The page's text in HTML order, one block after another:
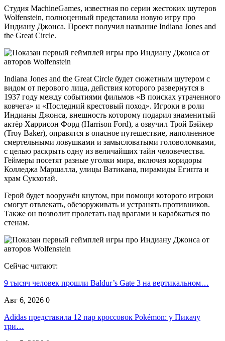
Студия MachineGames, известная по серии жестоких шутеров
Wolfenstein, полноценный представила новую игру про
Индиану Джонса. Проект получил название Indiana Jones and
the Great Circle.
Indiana Jones and the Great Circle будет сюжетным шутером с
видом от перового лица, действия которого развернутся в
1937 году между событиями фильмов «В поисках утраченного
ковчега» и «Последний крестовый поход». Игроки в роли
Индианы Джонса, внешность которому подарил знаменитый
актёр Харрисон Форд (Harrison Ford), а озвучил Трой Бэйкер
(Troy Baker), оправятся в опасное путешествие, наполненное
смертельными ловушками и замысловатыми головоломками,
с целью раскрыть одну из величайших тайн человечества.
Геймеры посетят разные уголки мира, включая коридоры
Колледжа Маршалла, улицы Ватикана, пирамиды Египта и
храм Сукхотай.
Герой будет вооружён кнутом, при помощи которого игроки
смогут отвлекать, обезоруживать и устранять противников.
Также он позволит пролетать над врагами и карабкаться по
стенам.
Сейчас читают:
9 тысяч человек прошли Baldur’s Gate 3 на вертикальном…
Авг 6, 2026 0
Adidas представила 12 пар кроссовок Pokémon: у Пикачу
три…